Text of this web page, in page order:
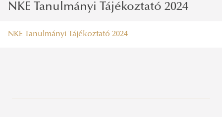
NKE Tanulmányi Tájékoztató 2024
NKE Tanulmányi Tájékoztató 2024